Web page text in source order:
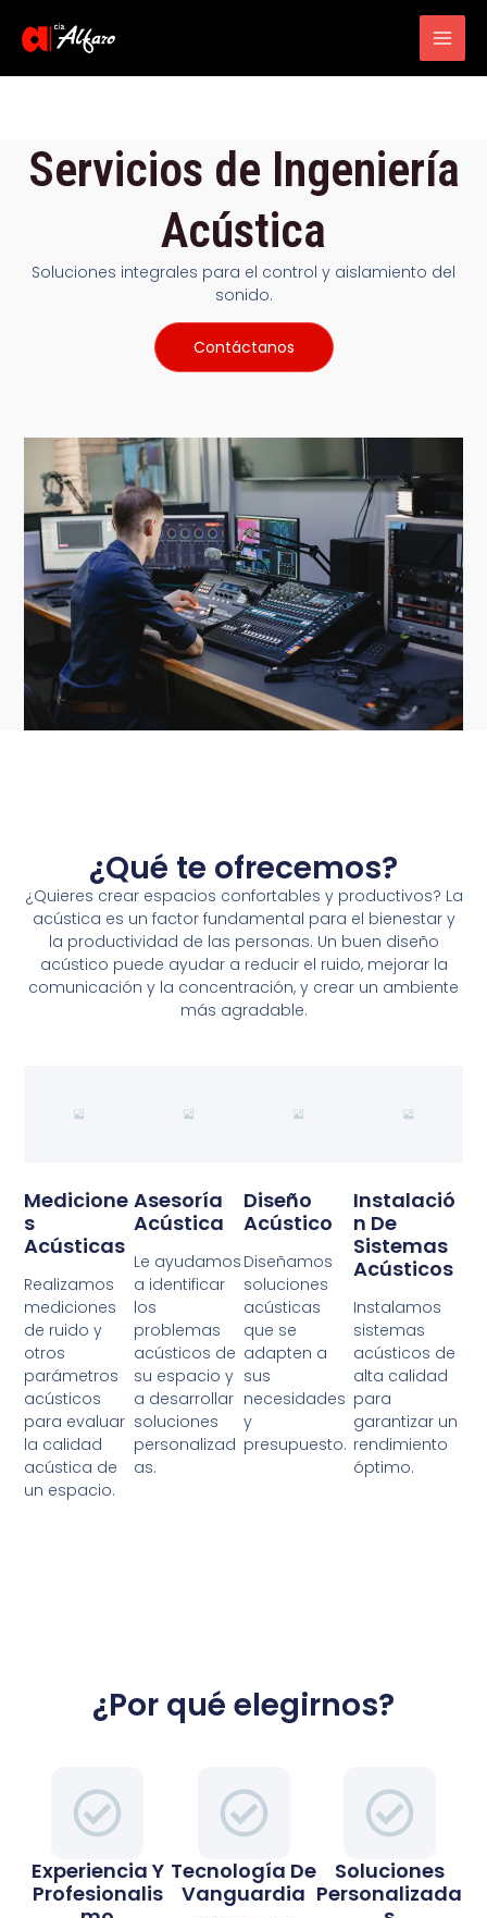
Main
Servicios de Ingeniería
Acústica
Soluciones integrales para el control y aislamiento del
sonido.
Contáctanos
¿Qué te ofrecemos?
¿Quieres crear espacios confortables y productivos? La
acústica es un factor fundamental para el bienestar y
la productividad de las personas. Un buen diseño
acústico puede ayudar a reducir el ruido, mejorar la
comunicación y la concentración, y crear un ambiente
más agradable.
Medicione
S
Acústicas
Realizamos
mediciones
de ruido y
otros
parámetros
acústicos
para evaluar
la calidad
acústica de
un espacio.
Asesoría
Acústica
Le ayudamos
a identificar
los
problemas
acústicos de
su espacio y
a desarrollar
soluciones
personalizad
as.
Diseño
Acústico
Diseñamos
soluciones
acústicas
que se
adapten a
sus
necesidades
y
presupuesto.
Instalació
N De
Sistemas
Acústicos
Instalamos
sistemas
acústicos de
alta calidad
para
garantizar un
rendimiento
óptimo.
¿Por qué elegirnos?
Experiencia Y
Profesionalis
Tecnología De
Vanguardia
Soluciones
Personalizada